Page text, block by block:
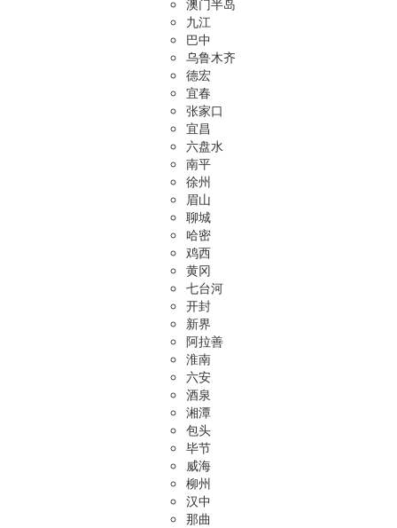
澳门半岛
九江
巴中
乌鲁木齐
德宏
宜春
张家口
宜昌
六盘水
南平
徐州
眉山
聊城
哈密
鸡西
黄冈
七台河
开封
新界
阿拉善
淮南
六安
酒泉
湘潭
包头
毕节
威海
柳州
汉中
那曲